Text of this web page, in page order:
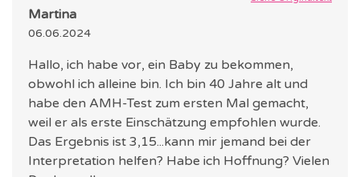
Martina
06.06.2024
Hallo, ich habe vor, ein Baby zu bekommen,
obwohl ich alleine bin. Ich bin 40 Jahre alt und
habe den AMH-Test zum ersten Mal gemacht,
weil er als erste Einschätzung empfohlen wurde.
Das Ergebnis ist 3,15...kann mir jemand bei der
Interpretation helfen? Habe ich Hoffnung? Vielen